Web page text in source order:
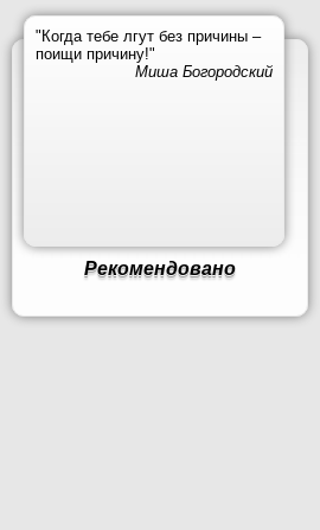
"Когда тебе лгут без причины –
поищи причину!"
Миша Богородский
Рекомендовано